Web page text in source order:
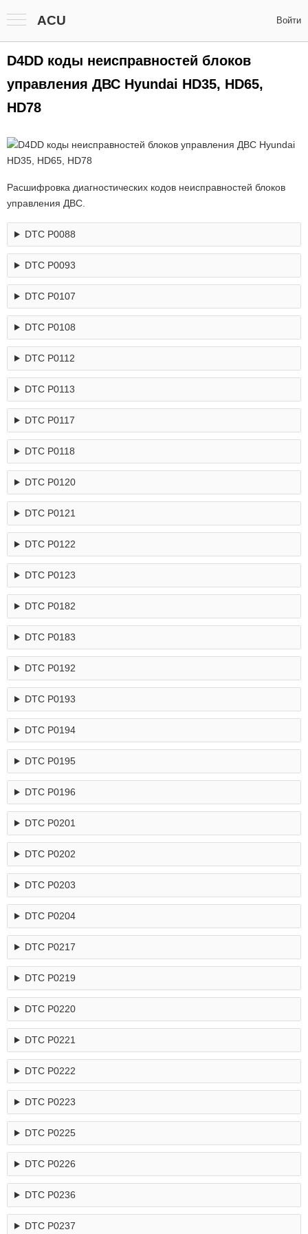
ACU Войти
D4DD коды неисправностей блоков
управления ДВС Hyundai HD35, HD65,
HD78
Расшифровка диагностических кодов неисправностей блоков
управления ДВС.
DTC P0088
DTC P0093
DTC P0107
DTC P0108
DTC P0112
DTC P0113
DTC P0117
DTC P0118
DTC P0120
DTC P0121
DTC P0122
DTC P0123
DTC P0182
DTC P0183
DTC P0192
DTC P0193
DTC P0194
DTC P0195
DTC P0196
DTC P0201
DTC P0202
DTC P0203
DTC P0204
DTC P0217
DTC P0219
DTC P0220
DTC P0221
DTC P0222
DTC P0223
DTC P0225
DTC P0226
DTC P0236
DTC P0237